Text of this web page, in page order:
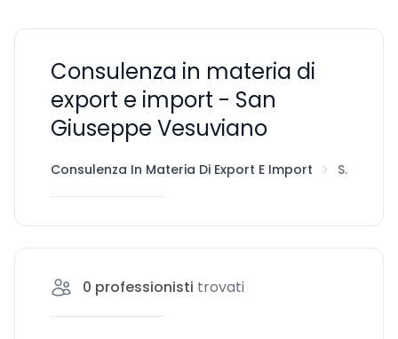
Consulenza in materia di
export e import - San
Giuseppe Vesuviano
Consulenza In Materia Di Export E Import San Giuseppe Vesuviano
0 professionisti trovati